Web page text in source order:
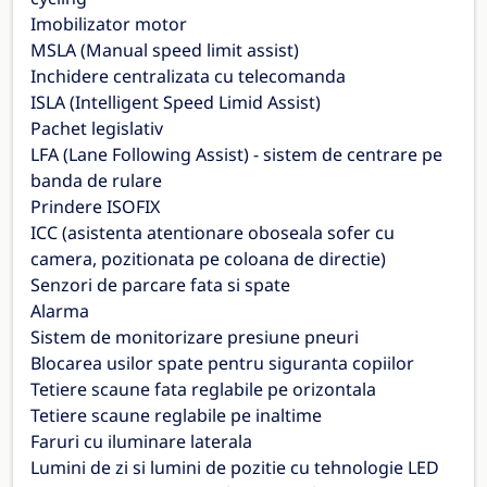
Imobilizator motor
MSLA (Manual speed limit assist)
Inchidere centralizata cu telecomanda
ISLA (Intelligent Speed Limid Assist)
Pachet legislativ
LFA (Lane Following Assist) - sistem de centrare pe
banda de rulare
Prindere ISOFIX
ICC (asistenta atentionare oboseala sofer cu
camera, pozitionata pe coloana de directie)
Senzori de parcare fata si spate
Alarma
Sistem de monitorizare presiune pneuri
Blocarea usilor spate pentru siguranta copiilor
Tetiere scaune fata reglabile pe orizontala
Tetiere scaune reglabile pe inaltime
Faruri cu iluminare laterala
Lumini de zi si lumini de pozitie cu tehnologie LED